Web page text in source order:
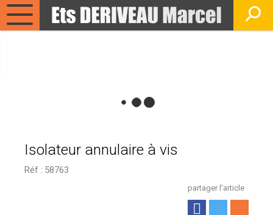
Isolateur annulaire à vis
Réf : 58763
partager l'article